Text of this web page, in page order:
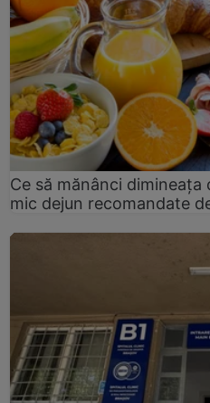
Ce să mănânci dimineața
mic dejun recomandate